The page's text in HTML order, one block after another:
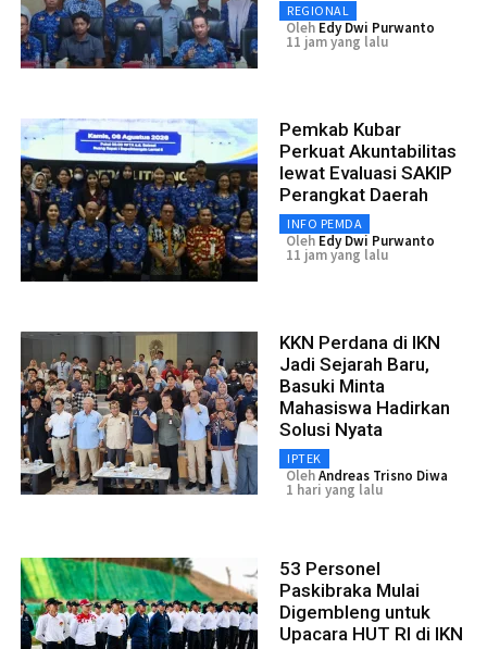
REGIONAL
Oleh Edy Dwi Purwanto
11 jam yang lalu
Pemkab Kubar
Perkuat Akuntabilitas
lewat Evaluasi SAKIP
Perangkat Daerah
INFO PEMDA
Oleh Edy Dwi Purwanto
11 jam yang lalu
KKN Perdana di IKN
Jadi Sejarah Baru,
Basuki Minta
Mahasiswa Hadirkan
Solusi Nyata
IPTEK
OlehAndreas Trisno Diwa
1 hari yang lalu
53 Personel
Paskibraka Mulai
Digembleng untuk
Upacara HUT RI di IKN